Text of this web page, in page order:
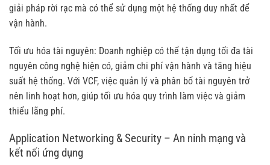
giải pháp rời rạc mà có thể sử dụng một hệ thống duy nhất để
vận hành.
Tối ưu hóa tài nguyên: Doanh nghiệp có thể tận dụng tối đa tài
nguyên công nghệ hiện có, giảm chi phí vận hành và tăng hiệu
suất hệ thống. Với VCF, việc quản lý và phân bổ tài nguyên trở
nên linh hoạt hơn, giúp tối ưu hóa quy trình làm việc và giảm
thiểu lãng phí.
Application Networking & Security – An ninh mạng và
kết nối ứng dụng